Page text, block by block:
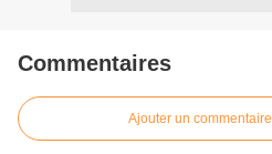
Commentaires
Ajouter un commentaire